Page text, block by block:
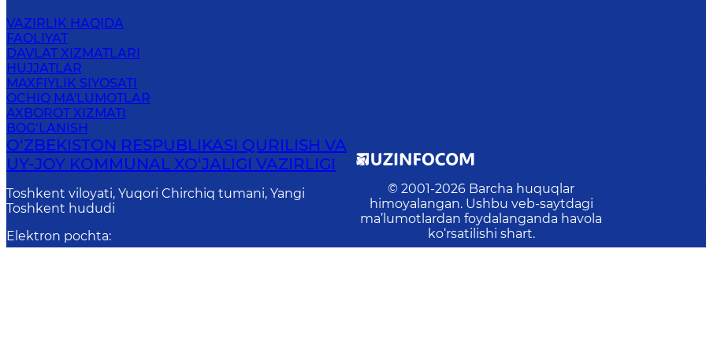
VAZIRLIK HAQIDA
FAOLIYAT
DAVLAT XIZMATLARI
HUJJATLAR
MAXFIYLIK SIYOSATI
OCHIQ MA'LUMOTLAR
AXBOROT XIZMATI
BOG‘LANISH
O‘ZBEKISTON RESPUBLIKASI QURILISH VA
UY-JOY KOMMUNAL XO‘JALIGI VAZIRLIGI
Toshkent viloyati, Yuqori Chirchiq tumani, Yangi
Toshkent hududi
Elektron pochta:
© 2001-2026 Barcha huquqlar
himoyalangan. Ushbu veb-saytdagi
ma’lumotlardan foydalanganda havola
ko‘rsatilishi shart.